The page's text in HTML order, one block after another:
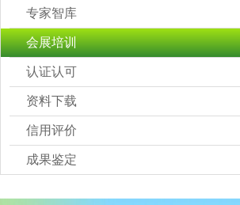
专家智库
会展培训
认证认可
资料下载
信用评价
成果鉴定